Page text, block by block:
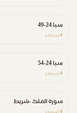
سبا 24-49
0 استماع
سبا 24-54
0 استماع
سورة الملك -شريط
0 استماع